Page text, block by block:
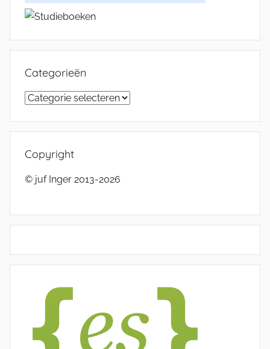
Categorieën
Categorieën
Copyright
© juf Inger 2013-2026